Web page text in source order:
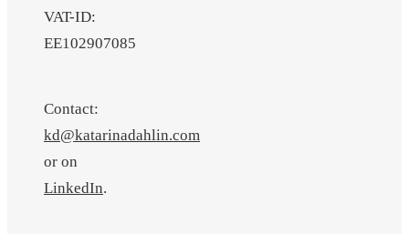
VAT-ID:
EE102907085
Contact:
kd@katarinadahlin.com
or on
LinkedIn.